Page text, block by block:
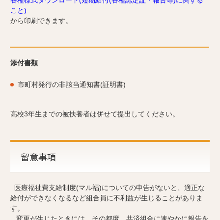
こと)
から印刷できます。
添付書類
市町村発行の非該当通知書(証明書)
高校3年生までの被扶養者は併せて提出してください。
留意事項
医療福祉費支給制度(マル福)についての申告がないと、適正な
給付ができなくなるなど組合員に不利益が生じることがありま
す。